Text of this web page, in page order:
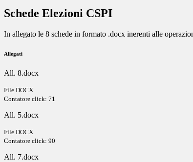
Schede Elezioni CSPI
In allegato le 8 schede in formato .docx inerenti alle
Allegati
All. 8.docx
File DOCX
Contatore click: 71
All. 5.docx
File DOCX
Contatore click: 90
All. 7.docx